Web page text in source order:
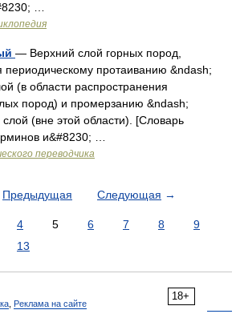
…
— Верхний слой горных пород,
протаиванию &ndash;
(в области распространения
пород) и промерзанию &ndash;
(вне этой области). [Словарь
и&#8230; …
переводчика
Предыдущая Следующая →
4 5 6 7 8
9
13
18+
Реклама на сайте